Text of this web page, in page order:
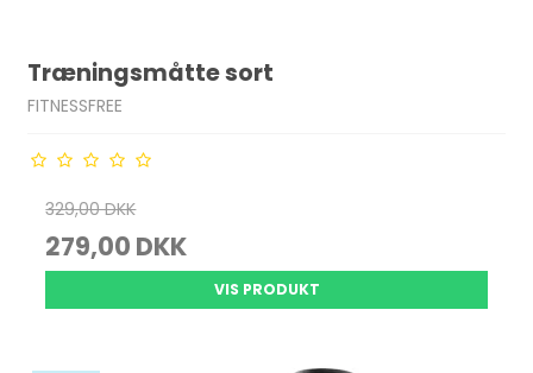
Træningsmåtte sort
FITNESSFREE
329,00 DKK
279,00 DKK
VIS PRODUKT